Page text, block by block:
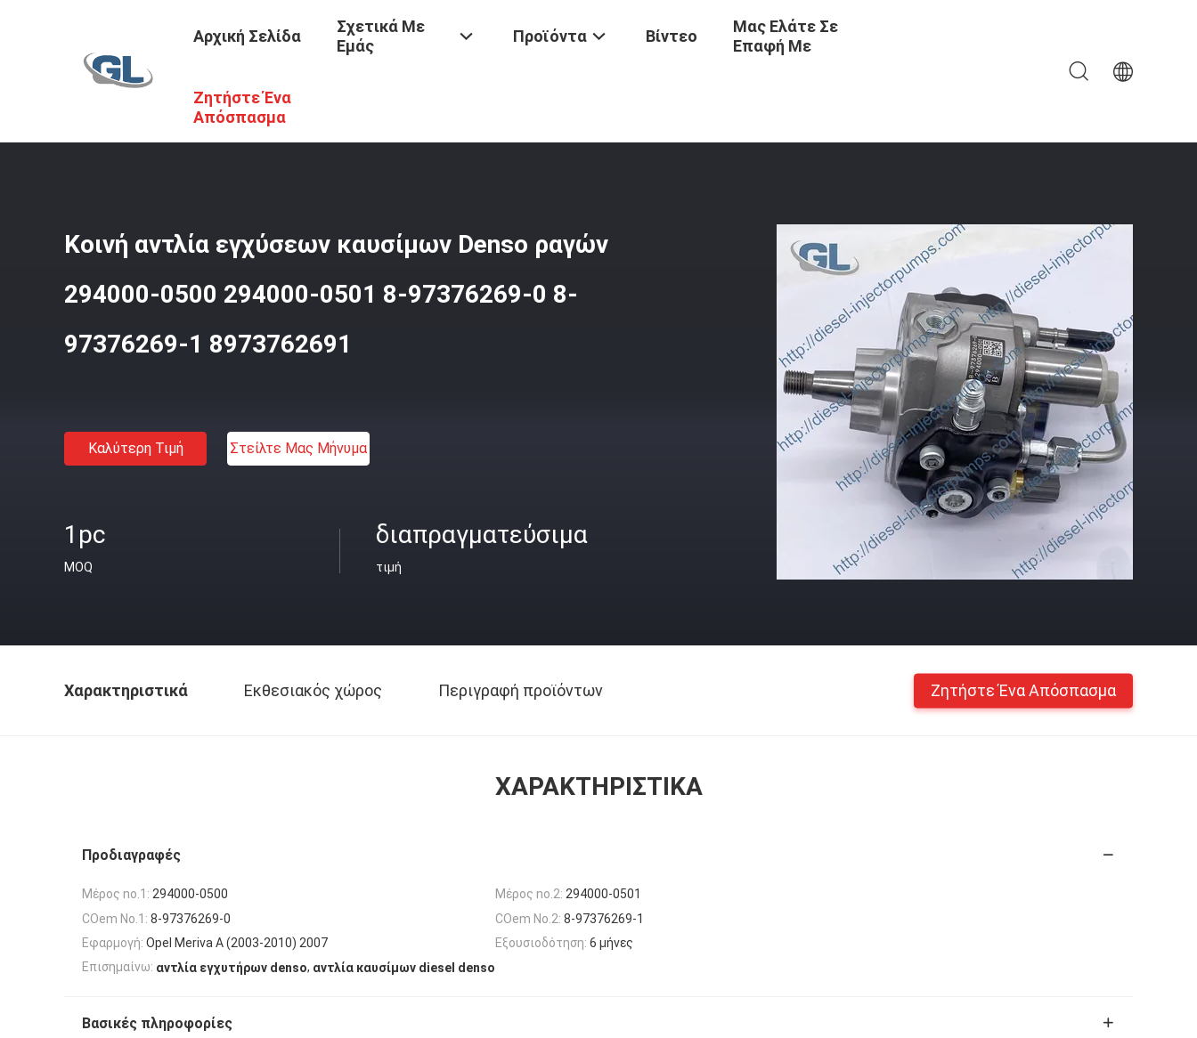
Αρχική Σελίδα
Σχετικά Με
Εμάς
Προϊόντα Βίντεο
Μας Ελάτε Σε
Επαφή Με
Ζητήστε Ένα
Απόσπασμα
Προϊόντα / Αντλία Εγχύσεων Καυσίμων Denso
Κοινή αντλία εγχύσεων καυσίμων Denso ραγών
294000-0500 294000-0501 8-97376269-0 8-
97376269-1 8973762691
Καλύτερη Τιμή Στείλτε Μας Μήνυμα
1pc
MOQ
διαπραγματεύσιμα
τιμή
Χαρακτηριστικά Εκθεσιακός χώρος Περιγραφή προϊόντων Ζητήστε Ένα Απόσπασμα
ΧΑΡΑΚΤΗΡΙΣΤΙΚΆ
Προδιαγραφές
Μέρος no.1: 294000-0500 Μέρος no.2: 294000-0501
COem No.1: 8-97376269-0 COem No.2: 8-97376269-1
Εφαρμογή: Opel Meriva Α (2003-2010) 2007 Εξουσιοδότηση: 6 μήνες
Επισημαίνω: αντλία εγχυτήρων denso, αντλία καυσίμων diesel denso
Βασικές πληροφορίες